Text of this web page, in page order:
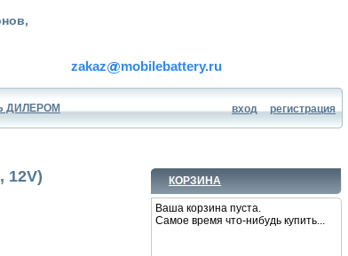
zakaz mobilebattery.ru
ДИЛЕРОМ вход регистрация
КОРЗИНА
Ваша корзина пуста.
Самое время что-нибудь купить...
12V)